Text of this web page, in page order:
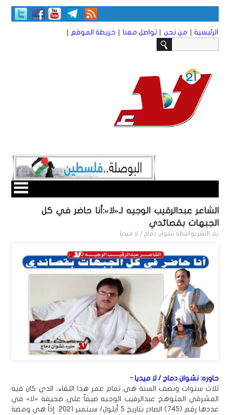
الرئيسية | من نحن | تواصل معنا | خريطة الموقع |
الشاعر عبدالرقيب الوجيه لـ«لا»:أنا حاضر في كل
الجبهات بقصائدي
تم النشر بواسطة نشوان دماج / لا ميديا
حاوره: نشوان دماج / لا ميديا -
ثلاث سنوات ونصف السنة هي تمام عمر هذا اللقاء، الذي كان فيه
المشرقي المتوهج عبدالرقيب الوجيه ضيفاً على صحيفة «لا» في
عددها رقم (745) الصادر بتاريخ 5 أيلول/ سبتمبر 2021. إذاً هي ومضة